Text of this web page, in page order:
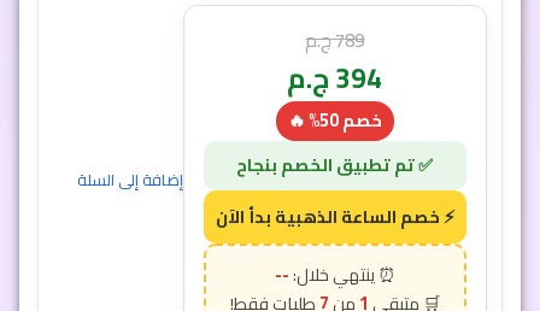
789ج.م
394ج.م
خصم 50% 🔥
--
1
7
إضافة إلى السلة